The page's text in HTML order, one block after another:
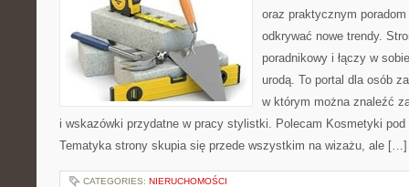
oraz praktycznym
odkrywać nowe trendy.
poradnikowy i łączy w
urodą. To portal dla osób
w którym można znaleźć
i wskazówki przydatne w pracy stylistki. Polecam Kosmetyki
Tematyka strony skupia się przede wszystkim na wizażu, ale […]
CATEGORIES: NIERUCHOMOŚCI